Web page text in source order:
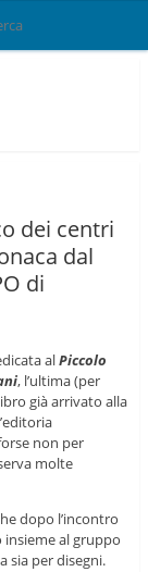
dei centri
dal
di
alPiccolo
, l’ultima (per
già arrivato alla
non per
molte
dopo l’incontro
al gruppo
sia per disegni.